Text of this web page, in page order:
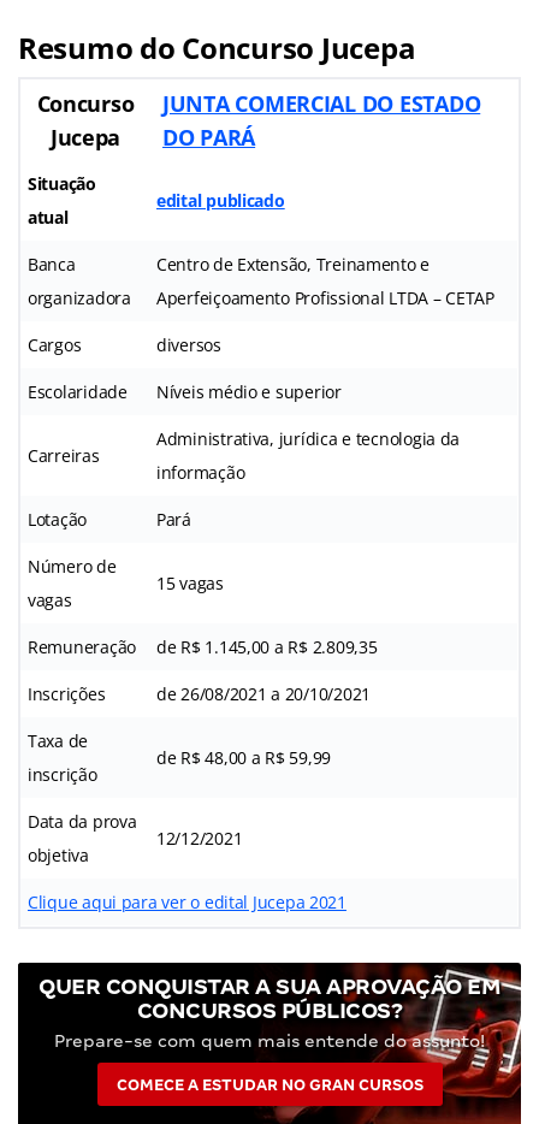
Resumo do Concurso Jucepa
Concurso
Jucepa
JUNTA COMERCIAL DO ESTADO
DO PARÁ
Situação
atual
edital publicado
Banca
organizadora
Centro de Extensão, Treinamento e
Aperfeiçoamento Profissional LTDA – CETAP
Cargos diversos
Escolaridade Níveis médio e superior
Carreiras
Administrativa, jurídica e tecnologia da
informação
Lotação Pará
Número de
vagas
15 vagas
Remuneração de R$ 1.145,00 a R$ 2.809,35
Inscrições de 26/08/2021 a 20/10/2021
Taxa de
inscrição
de R$ 48,00 a R$ 59,99
Data da prova
objetiva
12/12/2021
Clique aqui para ver o edital Jucepa 2021
QUER CONQUISTAR A SUA APROVAÇÃO EM
CONCURSOS PÚBLICOS?
Prepare-se com quem mais entende do assunto!
COMECE A ESTUDAR NO GRAN CURSOS